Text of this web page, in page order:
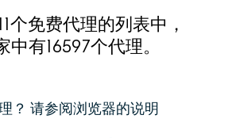
个免费代理的列表中，
有16597个代理。
？ 请参阅浏览器的说明